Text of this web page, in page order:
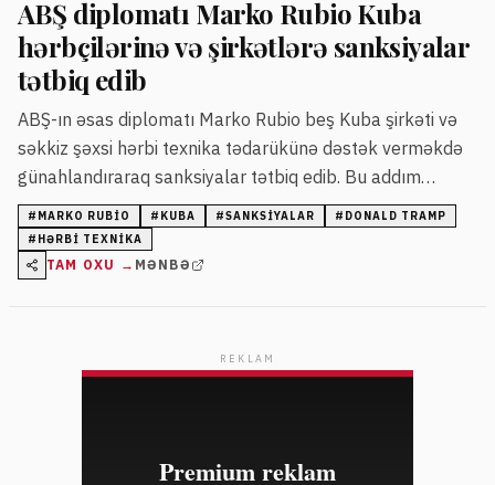
ABŞ diplomatı Marko Rubio Kuba
hərbçilərinə və şirkətlərə sanksiyalar
tətbiq edib
ABŞ-ın əsas diplomatı Marko Rubio beş Kuba şirkəti və
səkkiz şəxsi hərbi texnika tədarükünə dəstək verməkdə
günahlandıraraq sanksiyalar tətbiq edib. Bu addım
Prezident Donald Trampın Kubaya qarşı sərt siyasətini
davam etdirir.
# MARKO RUBIO # KUBA #SANKSIYALAR # DONALD TRAMP
# HƏRBI TEXNIKA
TAM OXU → MƏNBƏ
REKLAM